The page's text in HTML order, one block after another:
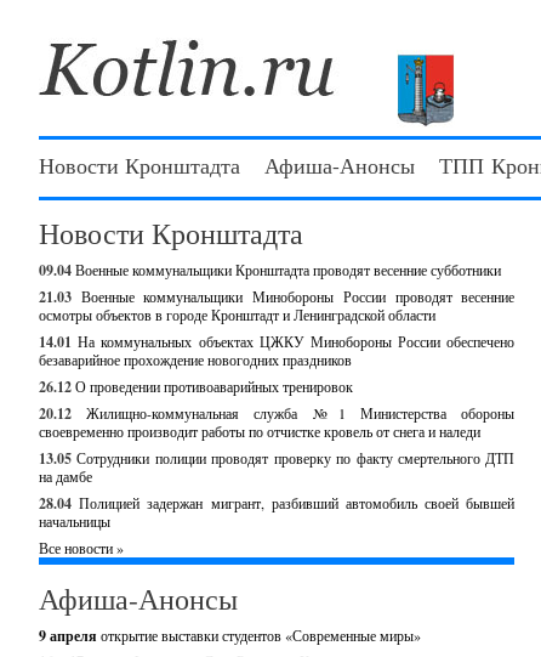
Новости Кронштадта Афиша-Анонсы ТПП
Новости Кронштадта
09.04Военные коммунальщики Кронштадта проводят весенние субботники
21.03 Военные коммунальщики Минобороны России проводят весенние
осмотры объектов в городе Кронштадт и Ленинградской области
14.01 На коммунальных объектах ЦЖКУ Минобороны России обеспечено
безаварийное прохождение новогодних праздников
26.12О проведении противоаварийных тренировок
20.12
Жилищно-коммунальная служба №1 Министерства обороны
своевременно производит работы по отчистке кровель от снега и наледи
13.05 Сотрудники полиции проводят проверку по факту смертельного ДТП
на дамбе
28.04 Полицией задержан мигрант, разбивший автомобиль своей бывшей
начальницы
Все новости »
Афиша-Анонсы
9 апреля открытие выставки студентов «Современные миры»